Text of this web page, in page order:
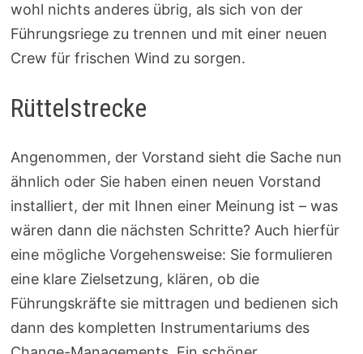
wohl nichts anderes übrig, als sich von der
Führungsriege zu trennen und mit einer neuen
Crew für frischen Wind zu sorgen.
Rüttelstrecke
Angenommen, der Vorstand sieht die Sache nun
ähnlich oder Sie haben einen neuen Vorstand
installiert, der mit Ihnen einer Meinung ist – was
wären dann die nächsten Schritte? Auch hierfür
eine mögliche Vorgehensweise: Sie formulieren
eine klare Zielsetzung, klären, ob die
Führungskräfte sie mittragen und bedienen sich
dann des kompletten Instrumentariums des